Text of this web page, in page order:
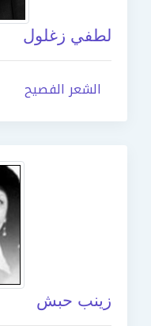
لطفي زغلول
الشعر الفصيح
زينب حبش